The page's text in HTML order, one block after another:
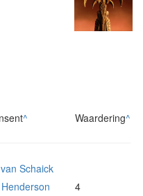
^ Waardering^
Schaick
4